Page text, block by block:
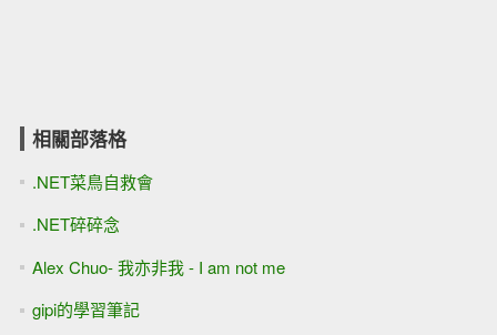
相關部落格
.NET菜鳥自救會
.NET碎碎念
Alex Chuo- 我亦非我 - I am not me
gipi的學習筆記